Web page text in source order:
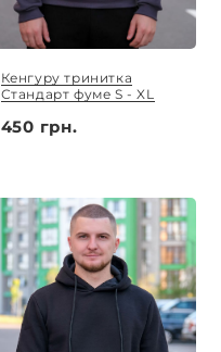
Кенгуру тринитка
Стандарт фуме S - XL
450 грн.